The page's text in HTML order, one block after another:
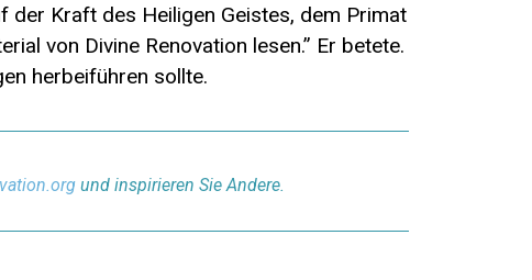
der Kraft des Heiligen Geistes, dem Primat
von Divine Renovation lesen.” Er betete.
herbeiführen sollte.
und inspirieren Sie Andere.